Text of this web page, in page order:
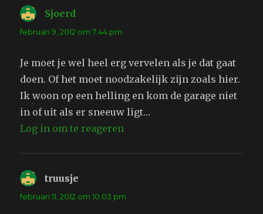
Sjoerd
februari 9, 2012 om 7:44 pm
Je moet je wel heel erg vervelen als je dat gaat
doen. Of het moet noodzakelijk zijn zoals hier.
Ik woon op een helling en kom de garage niet
in of uit als er sneeuw ligt…
Log in om te reageren
truusje
februari 11, 2012 om 10:03 pm